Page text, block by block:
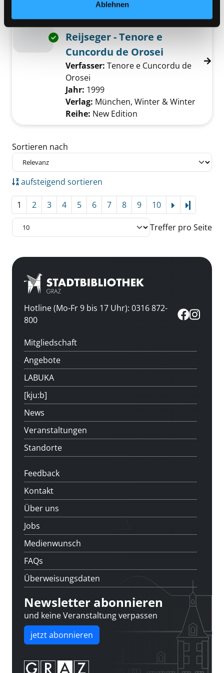
Ablehnen
Exemplar-Details von Colla voche / Ernst
Mediengruppe:Musik CD
Colla voche / Ernst
Reijseger - Tenore e
Cuncordu de Orosei
Verfasser: Tenore e Cuncordu de
Orosei
Jahr: 1999
Verlag: München, Winter & Winter
Reihe: New Edition
Zu den Suchfiltern springen
Sortieren nach
aufsteigend sortieren
1 2 3 4 5 6 7 8 9 10
Treffer pro Seite
Hotline (Mo-Fr 9 bis 17 Uhr): 0316 872-
800
Mitgliedschaft
Angebote
LABUKA
[kju:b]
News
Veranstaltungen
Standorte
Feedback
Kontakt
Über uns
Jobs
Medienwunsch
FAQs
Überweisungsdaten
Newsletter abonnieren
und keine Veranstaltung verpassen
jetzt abonnieren